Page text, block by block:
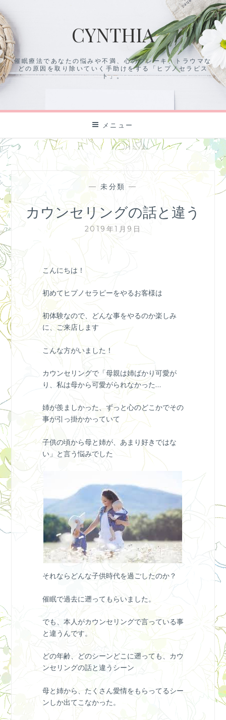
ン
テ
ン
ツ
に
ス
キ
プ
CYNTHIA
催眠療法であなたの悩みや不満、心のブレーキ、トラウマな
どの原因を取り除いていく手助けをする「ヒプノセラピス
ト」。
メニュー
—未分類 —
カウンセリングの話と違う
2019年1月9日
こんにちは！
初めてヒプノセラピーをやるお客様は
初体験なので、どんな事をやるのか楽しみ
に、ご来店します
こんな方がいました！
カウンセリングで「母親は姉ばかり可愛が
り、私は母から可愛がられなかった…
姉が羨ましかった、ずっと心のどこかでその
事が引っ掛かかっていて
子供の頃から母と姉が、あまり好きではな
い」と言う悩みでした
それならどんな子供時代を過ごしたのか？
催眠で過去に遡ってもらいました。
でも、本人がカウンセリングで言っている事
と違うんです。
どの年齢、どのシーンどこに遡っても、カウ
ンセリングの話と違うシーン
母と姉から、たくさん愛情をもらってるシー
ンしか出てこなかった。